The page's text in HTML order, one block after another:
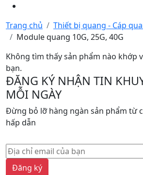
Trang chủ
Thiết bị quang - Cáp
Module quang 10G, 25G, 40G
Không tìm thấy sản phẩm nào khớp
bạn.
ĐĂNG KÝ NHẬN TIN
MỖI NGÀY
Đừng bỏ lỡ hàng ngàn sản phẩm từ
hấp dẫn
Đăng ký